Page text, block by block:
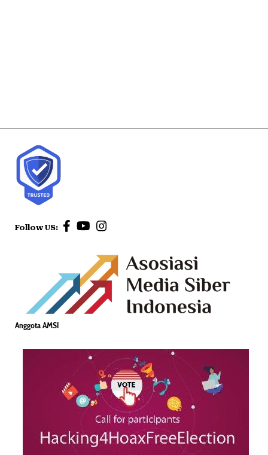
Follow US:
Anggota AMSI